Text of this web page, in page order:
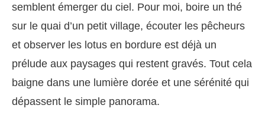
semblent émerger du ciel. Pour moi, boire un thé
sur le quai d’un petit village, écouter les pêcheurs
et observer les lotus en bordure est déjà un
prélude aux paysages qui restent gravés. Tout cela
baigne dans une lumière dorée et une sérénité qui
dépassent le simple panorama.